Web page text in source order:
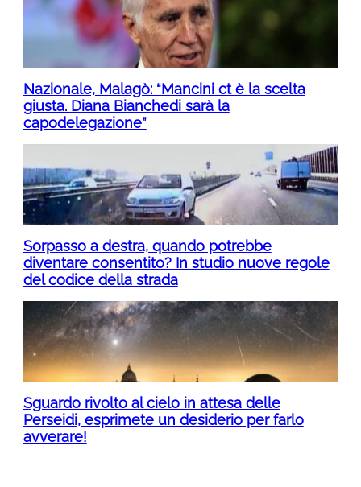
Nazionale, Malagò: “Mancini ct è la scelta
giusta. Diana Bianchedi sarà la
capodelegazione”
Sorpasso a destra, quando potrebbe
diventare consentito? In studio nuove regole
del codice della strada
Sguardo rivolto al cielo in attesa delle
Perseidi, esprimete un desiderio per farlo
avverare!